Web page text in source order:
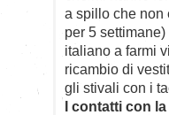
a spillo che non
per 5
italiano a farmi
ricambio di
gli stivali con i
I contatti con